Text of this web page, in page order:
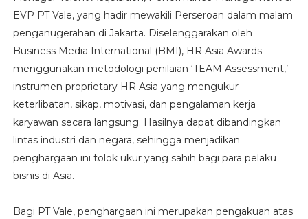
EVP PT Vale, yang hadir mewakili Perseroan dalam malam
penganugerahan di Jakarta. Diselenggarakan oleh
Business Media International (BMI), HR Asia Awards
menggunakan metodologi penilaian ‘TEAM Assessment,’
instrumen proprietary HR Asia yang mengukur
keterlibatan, sikap, motivasi, dan pengalaman kerja
karyawan secara langsung. Hasilnya dapat dibandingkan
lintas industri dan negara, sehingga menjadikan
penghargaan ini tolok ukur yang sahih bagi para pelaku
bisnis di Asia.
Bagi PT Vale, penghargaan ini merupakan pengakuan atas